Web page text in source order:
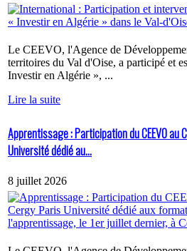
Le CEEVO, l'Agence de
territoires du Val d'Oise, a participé et
Investir en Algérie », ...
Lire la suite
Apprentissage : Participation du CEEVO au
Université dédié au...
8 juillet 2026